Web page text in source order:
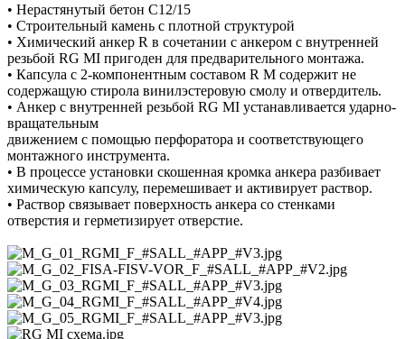
• Нерастянутый бетон C12/15
• Строительный камень с плотной структурой
• Химический анкер R в сочетании с анкером с внутренней
резьбой RG MI пригоден для предварительного монтажа.
• Капсула с 2-компонентным составом R M содержит не
содержащую стирола винилэстеровую смолу и отвердитель.
• Анкер с внутренней резьбой RG MI устанавливается ударно-
вращательным
движением с помощью перфоратора и соответствующего
монтажного инструмента.
• В процессе установки скошенная кромка анкера разбивает
химическую капсулу, перемешивает и активирует раствор.
• Раствор связывает поверхность анкера со стенками
отверстия и герметизирует отверстие.